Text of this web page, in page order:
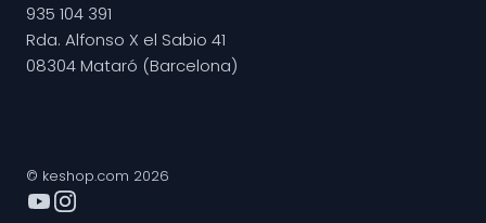
935 104 391
Rda. Alfonso X el Sabio 41
08304 Mataró (Barcelona)
© keshop.com 2026